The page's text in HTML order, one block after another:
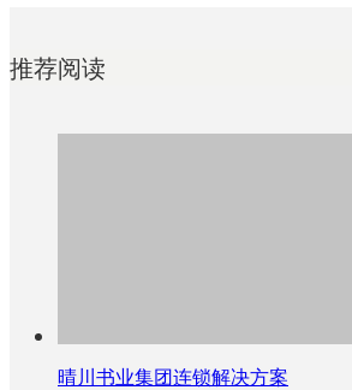
推荐阅读
晴川书业集团连锁解决方案